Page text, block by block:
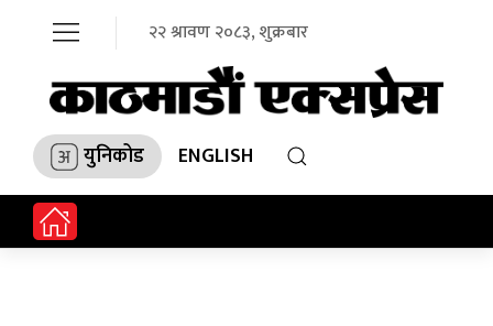
२२ श्रावण २०८३, शुक्रबार
युनिकोड ENGLISH